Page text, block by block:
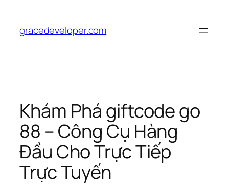
content
gracedeveloper.com
Khám Phá giftcode go
88 – Công Cụ Hàng
Đầu Cho Trực Tiếp
Trực Tuyến